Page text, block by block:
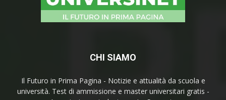
CHI SIAMO
Il Futuro in Prima Pagina - Notizie e attualità da scuola e
università. Test di ammissione e master universitari gratis -